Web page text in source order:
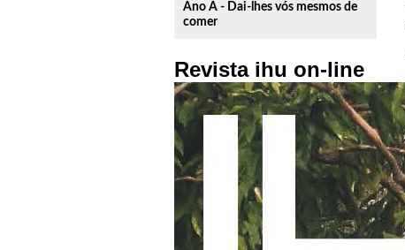
Ano A - Dai-lhes vós mesmos de
comer
Revista ihu on-line